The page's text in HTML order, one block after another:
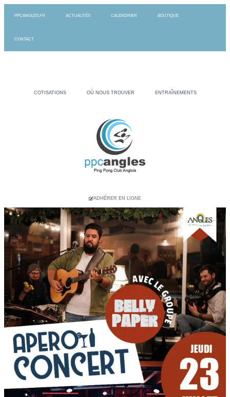
PPCANGLES.FR ACTUALITÉS CALENDRIER BOUTIQUE
CONTACT
COTISATIONS OÙ NOUS TROUVER ENTRAÎNEMENTS
ADHÉRER EN LIGNE